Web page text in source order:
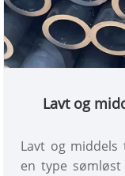
Lavt og
Lavt og
en type sømløst